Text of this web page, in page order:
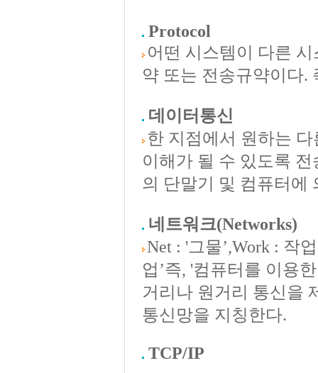
Protocol
어떤 시스템이 다른
약 또는 전송규약이다.
데이터통신
한 지점에서 원하는
이해가 될 수 있도록
의 단말기 및 컴퓨터에
네트워크(Networks)
Net : '그물’,Work : 작
업’즉, '컴퓨터를 이용
거리나 원거리 통신을
통신망을 지칭한다.
TCP/IP